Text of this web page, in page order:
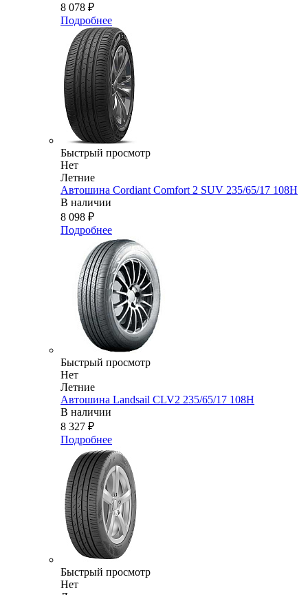
8 078 ₽
Подробнее
Быстрый просмотр
Нет
Летние
Автошина Cordiant Comfort 2 SUV 235/65/17 108H
В наличии
8 098 ₽
Подробнее
Быстрый просмотр
Нет
Летние
Автошина Landsail CLV2 235/65/17 108H
В наличии
8 327 ₽
Подробнее
Быстрый просмотр
Нет